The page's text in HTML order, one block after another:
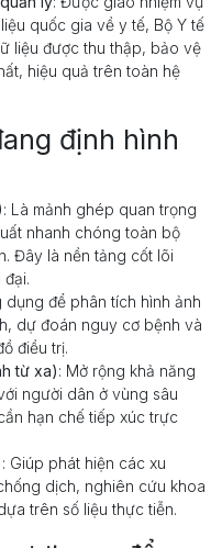
quốc gia về y tế, Bộ Y tế
liệu được thu thập, bảo vệ
hiệu quả trên toàn hệ
định hình
: Là mảnh ghép quan trọng
nhanh chóng toàn bộ
Đây là nền tảng cốt lõi
để phân tích hình ảnh
dự đoán nguy cơ bệnh và
điều trị.
từ xa): Mở rộng khả năng
người dân ở vùng sâu
hạn chế tiếp xúc trực
: Giúp phát hiện các xu
dịch, nghiên cứu khoa
trên số liệu thực tiễn.